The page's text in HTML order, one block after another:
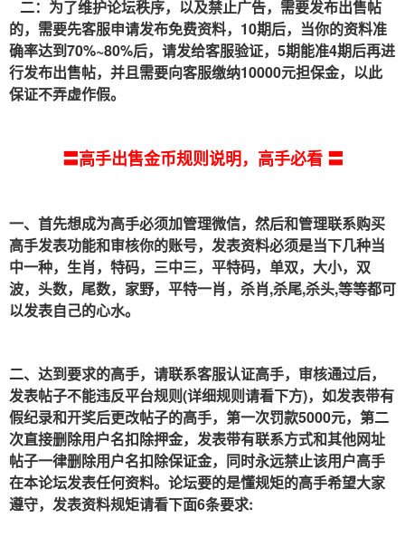
二：为了维护论坛秩序，以及禁止广告，需要发布出售帖
的，需要先客服申请发布免费资料，10期后，当你的资料准
确率达到70%~80%后，请发给客服验证，5期能准4期后再进
行发布出售帖，并且需要向客服缴纳10000元担保金，以此
保证不弄虚作假。
〓高手出售金币规则说明，高手必看 〓
一、首先想成为高手必须加管理微信，然后和管理联系购买
高手发表功能和审核你的账号，发表资料必须是当下几种当
中一种，生肖，特码，三中三，平特码，单双，大小，双
波，头数，尾数，家野，平特一肖，杀肖,杀尾,杀头,等等都可
以发表自己的心水。
二、达到要求的高手，请联系客服认证高手，审核通过后，
发表帖子不能违反平台规则(详细规则请看下方)，如发表带有
假纪录和开奖后更改帖子的高手，第一次罚款5000元，第二
次直接删除用户名扣除押金，发表带有联系方式和其他网址
帖子一律删除用户名扣除保证金，同时永远禁止该用户高手
在本论坛发表任何资料。论坛要的是懂规矩的高手希望大家
遵守，发表资料规矩请看下面6条要求: